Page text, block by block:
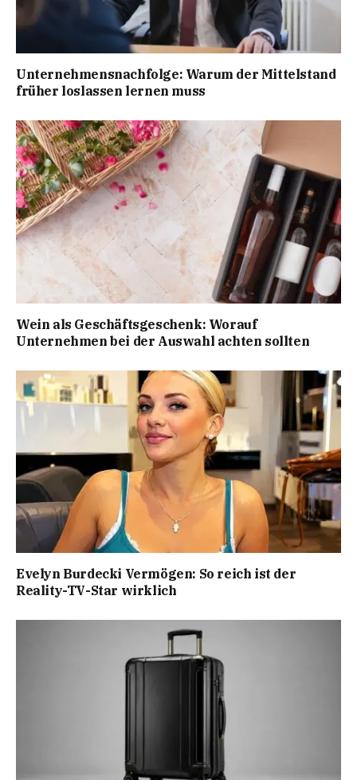
Unternehmensnachfolge: Warum der Mittelstand
früher loslassen lernen muss
Wein als Geschäftsgeschenk: Worauf
Unternehmen bei der Auswahl achten sollten
Evelyn Burdecki Vermögen: So reich ist der
Reality-TV-Star wirklich